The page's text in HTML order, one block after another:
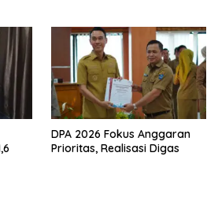
DPA 2026 Fokus Anggaran
Prioritas, Realisasi Digas